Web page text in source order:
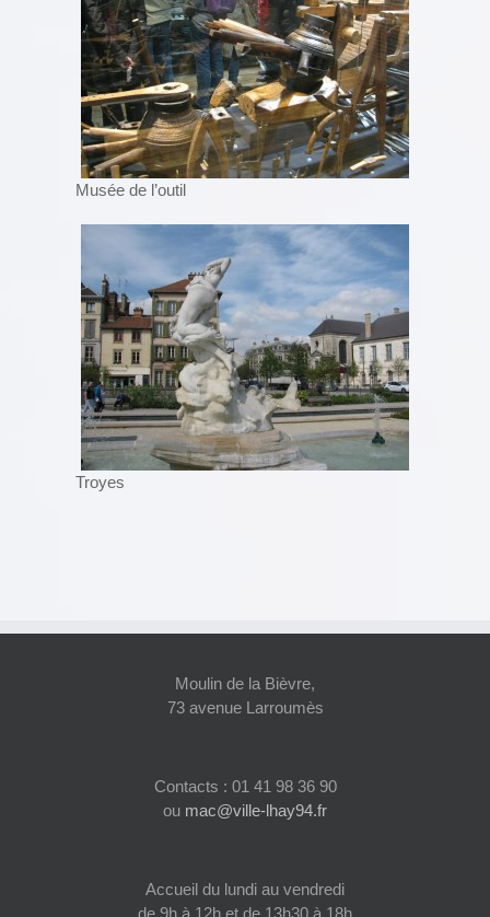
Musée de l’outil
Troyes
Moulin de la Bièvre,
73 avenue Larroumès
Contacts : 01 41 98 36 90
ou mac@ville-lhay94.fr
Accueil du lundi au vendredi
de 9h à 12h et de 13h30 à 18h